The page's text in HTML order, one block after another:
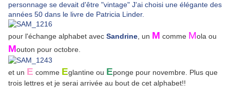
personnage se devait d'être "vintage" J'ai choisi une élégante des
années 50 dans le livre de Patricia Linder.
pour l'échange alphabet avec Sandrine , un M comme Mola ou
Mouton pour octobre.
et un E comme Eglantine ou Eponge pour novembre. Plus que
trois lettres et je serai arrivée au bout de cet alphabet!!